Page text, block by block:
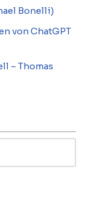
Bonelli)
von ChatGPT
– Thomas